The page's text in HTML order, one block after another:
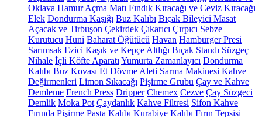
Oklava Hamur Açma Matı Fındık Kıracağı ve Ceviz Kıracağı
Elek Dondurma Kaşığı Buz Kalıbı Bıçak Bileyici Masat
Açacak ve Tirbuşon Çekirdek Çıkarıcı Çırpıcı Sebze
Kurutucu Huni Baharat Öğütücü Havan Hamburger Presi
Sarımsak Ezici Kaşık ve Kepçe Altlığı Bıçak Standı Süzgeç
Nihale İçli Köfte Aparatı Yumurta Zamanlayıcı Dondurma
Kalıbı Buz Kovası Et Dövme Aleti Sarma Makinesi Kahve
Değirmenleri Limon Sıkacağı Pişirme Grubu Çay ve Kahve
Demleme French Press Dripper Chemex Cezve Çay Süzgeci
Demlik Moka Pot Çaydanlık Kahve Filtresi Sifon Kahve
Fırında Pişirme Pasta Kalıbı Kurabiye Kalıbı Fırın Tepsisi